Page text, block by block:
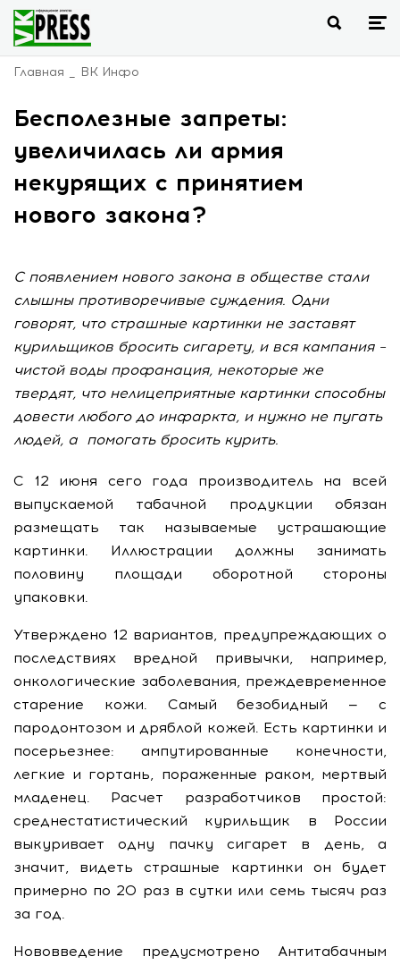
Главная ВК Инфо
Бесполезные запреты:
увеличилась ли армия
некурящих с принятием
нового закона?
С появлением нового закона в обществе стали
слышны противоречивые суждения. Одни
говорят, что страшные картинки не заставят
курильщиков бросить сигарету, и вся кампания –
чистой воды профанация, некоторые же
твердят, что нелицеприятные картинки способны
довести любого до инфаркта, и нужно не пугать
людей, а помогать бросить курить.
С 12 июня сего года производитель на всей
выпускаемой табачной продукции обязан
размещать так называемые устрашающие
картинки. Иллюстрации должны занимать
половину площади оборотной стороны
упаковки.
Утверждено 12 вариантов, предупреждающих о
последствиях вредной привычки, например,
онкологические заболевания, преждевременное
старение кожи. Самый безобидный — с
пародонтозом и дряблой кожей. Есть картинки и
посерьезнее: ампутированные конечности,
легкие и гортань, пораженные раком, мертвый
младенец. Расчет разработчиков простой:
среднестатистический курильщик в России
выкуривает одну пачку сигарет в день, а
значит, видеть страшные картинки он будет
примерно по 20 раз в сутки или семь тысяч раз
за год.
Нововведение предусмотрено Антитабачным